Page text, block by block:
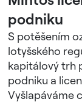
podniku
S potěšením
lotyšského
kapitálový trh
podniku a
Vyšlapáváme